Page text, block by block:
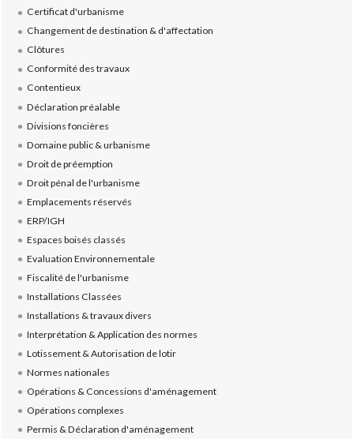
Certificat d'urbanisme
Changement de destination & d'affectation
Clôtures
Conformité des travaux
Contentieux
Déclaration préalable
Divisions foncières
Domaine public & urbanisme
Droit de préemption
Droit pénal de l'urbanisme
Emplacements réservés
ERP/IGH
Espaces boisés classés
Evaluation Environnementale
Fiscalité de l'urbanisme
Installations Classées
Installations & travaux divers
Interprétation & Application des normes
Lotissement & Autorisation de lotir
Normes nationales
Opérations & Concessions d'aménagement
Opérations complexes
Permis & Déclaration d'aménagement